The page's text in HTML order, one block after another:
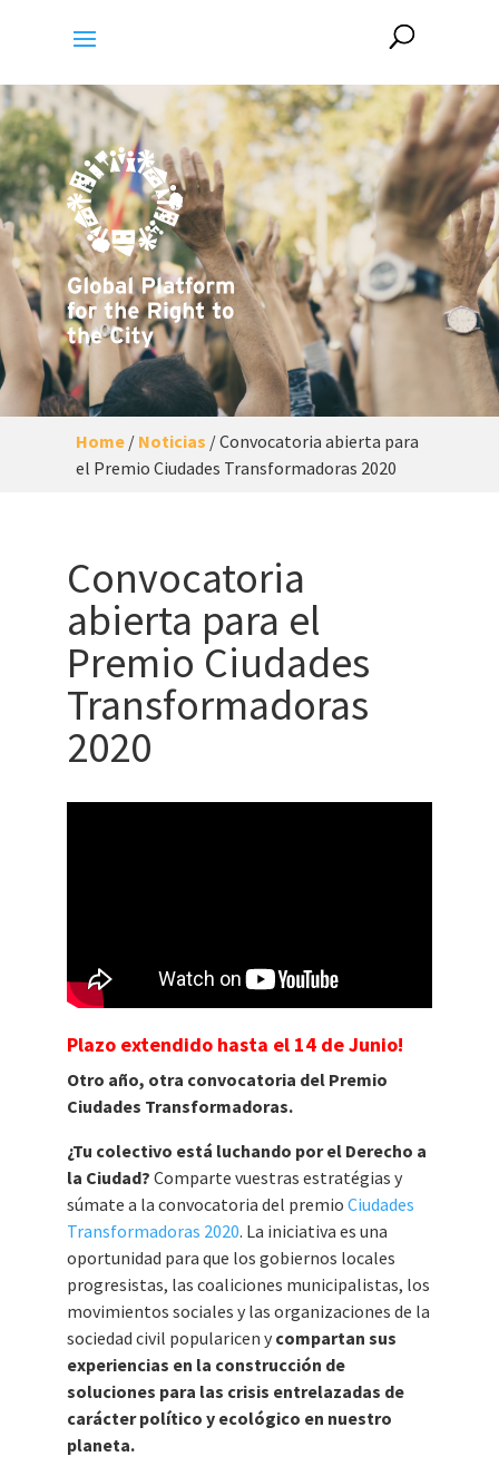
Home/ Noticias /Convocatoria abierta para
el Premio Ciudades Transformadoras 2020
Convocatoria
abierta para el
Premio Ciudades
Transformadoras
2020
Plazo extendido hasta el 14 de Junio!
Otro año, otra convocatoria del Premio
Ciudades Transformadoras.
¿Tu colectivo está luchando por el Derecho a
la Ciudad? Comparte vuestras estratégias y
súmate a la convocatoria del premio Ciudades
Transformadoras 2020. La iniciativa es una
oportunidad para que los gobiernos locales
progresistas, las coaliciones municipalistas, los
movimientos sociales y las organizaciones de la
sociedad civil popularicen y compartan sus
experiencias en la construcción de
soluciones para las crisis entrelazadas de
carácter político y ecológico en nuestro
planeta.